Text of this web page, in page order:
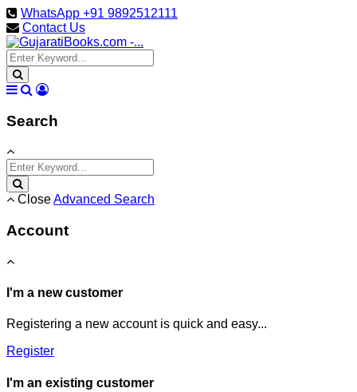
WhatsApp +91 9892512111
Contact Us
Search
CloseAdvanced Search
Account
I'm a new customer
Registering a new account is quick and easy...
Register
I'm an existing customer